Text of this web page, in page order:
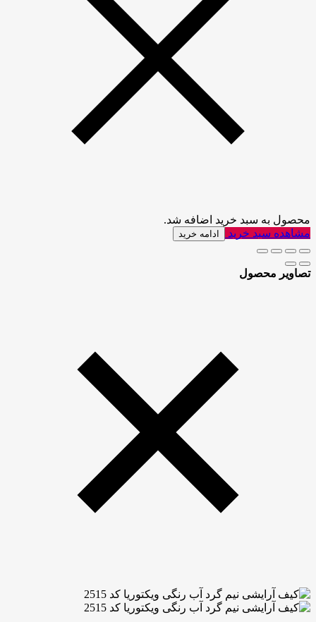
محصول به سبد خرید اضافه شد.
مشاهده سبد خرید
ادامه خرید
تصاویر محصول